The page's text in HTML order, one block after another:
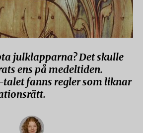
julklapparna? Det skulle
ens på medeltiden.
talet fanns regler som liknar